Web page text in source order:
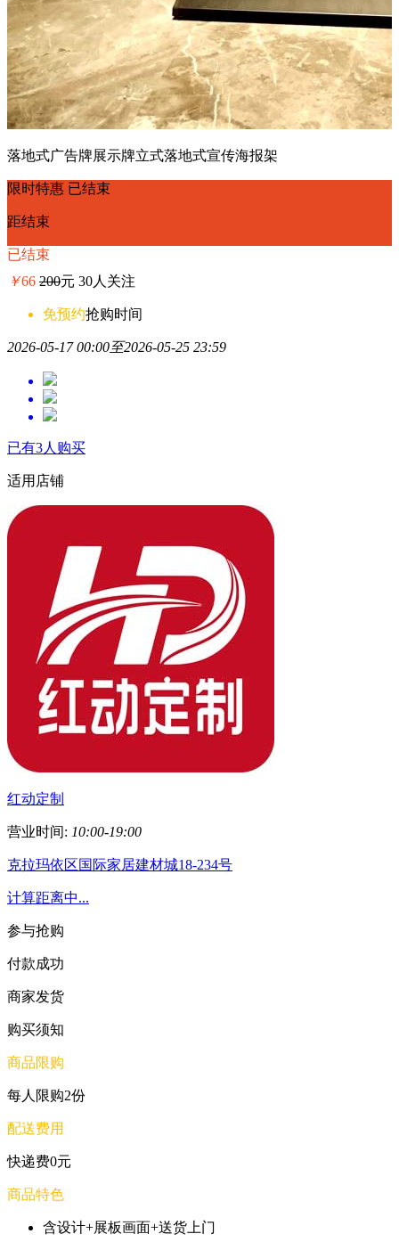
落地式广告牌展示牌立式落地式宣传海报架
限时特惠 已结束
距结束
已结束
￥66 200元 30人关注
免预约抢购时间
2026-05-17 00:00至2026-05-25 23:59
已有3人购买
适用店铺
红动定制
营业时间: 10:00-19:00
克拉玛依区国际家居建材城18-234号
计算距离中...
参与抢购
付款成功
商家发货
购买须知
商品限购
每人限购2份
配送费用
快递费0元
商品特色
含设计+展板画面+送货上门